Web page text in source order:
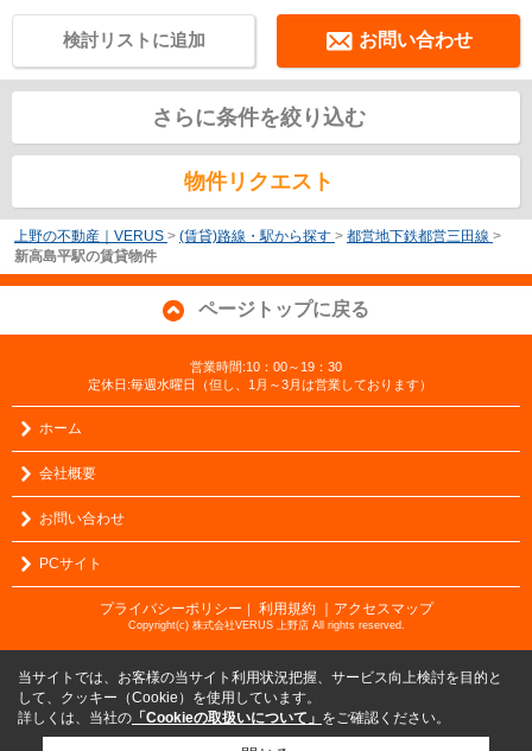
お問い合わせ
検討リストに追加
さらに条件を絞り込む
物件リクエスト
上野の不動産｜VERUS > (賃貸)路線・駅から探す > 都営地下鉄都営三田線 >
新高島平駅の賃貸物件
ページトップに戻る
営業時間:10：00～19：30
定休日:毎週水曜日（但し、1月～3月は営業しております）
ホーム
会社概要
お問い合わせ
PCサイト
プライバシーポリシー ｜ 利用規約 ｜アクセスマップ
Copyright(c) 株式会社VERUS 上野店 All rights reserved.
当サイトでは、お客様の当サイト利用状況把握、サービス向上検討を目的と
して、クッキー（Cookie）を使用しています。
詳しくは、当社の 「Cookieの取扱いについて」 をご確認ください。